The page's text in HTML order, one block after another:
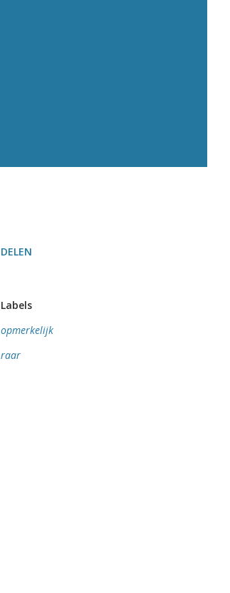
DELEN
Labels
opmerkelijk
raar